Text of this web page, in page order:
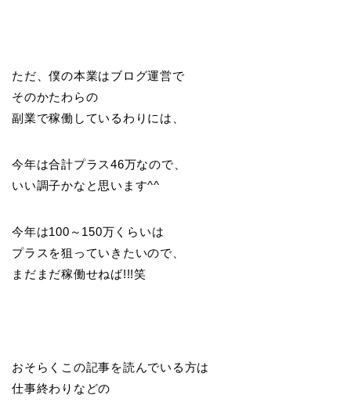
ただ、僕の本業はブログ運営で
そのかたわらの
副業で稼働しているわりには、
今年は合計プラス46万なので、
いい調子かなと思います^^
今年は100～150万くらいは
プラスを狙っていきたいので、
まだまだ稼働せねば!!!笑
おそらくこの記事を読んでいる方は
仕事終わりなどの